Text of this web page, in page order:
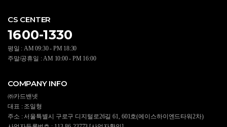
CS CENTER
1600-1330
평일 : AM 09:30 - PM 18:30
주말/공휴일 : AM 10:00 - PM 16:00
COMPANY INFO
㈜카드밴넷
대표 : 조일형
주소 : 서울특별시 구로구 디지털로26길 61, 601호(에이스하이엔드타워2차)